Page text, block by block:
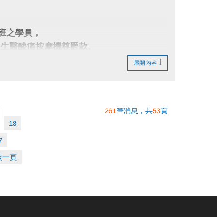
之學員，
醫酸痛按摩機尊爵款、
前公告得獎名單。敬請關注官網、粉絲專
展開內容
18
一頁
261筆消息，共53頁